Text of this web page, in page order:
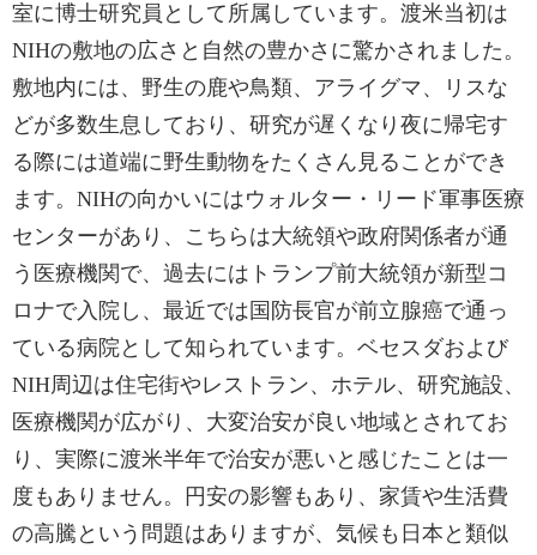
室に博士研究員として所属しています。渡米当初は
NIHの敷地の広さと自然の豊かさに驚かされました。
敷地内には、野生の鹿や鳥類、アライグマ、リスな
どが多数生息しており、研究が遅くなり夜に帰宅す
る際には道端に野生動物をたくさん見ることができ
ます。NIHの向かいにはウォルター・リード軍事医療
センターがあり、こちらは大統領や政府関係者が通
う医療機関で、過去にはトランプ前大統領が新型コ
ロナで入院し、最近では国防長官が前立腺癌で通っ
ている病院として知られています。ベセスダおよび
NIH周辺は住宅街やレストラン、ホテル、研究施設、
医療機関が広がり、大変治安が良い地域とされてお
り、実際に渡米半年で治安が悪いと感じたことは一
度もありません。円安の影響もあり、家賃や生活費
の高騰という問題はありますが、気候も日本と類似